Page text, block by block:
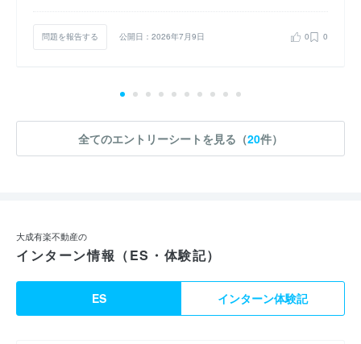
問題を報告する 公開日：2026年7月9日 0 0
全てのエントリーシートを見る（20件）
大成有楽不動産の
インターン情報（ES・体験記）
ES インターン体験記